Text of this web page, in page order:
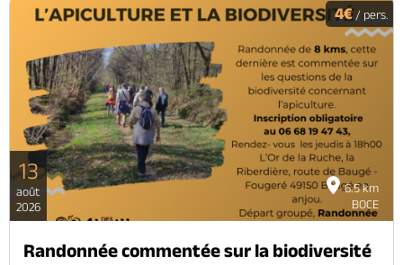
6.5 km
BOCE
4€/ pers.
13
août
2026
Randonnée commentée sur la biodiversité